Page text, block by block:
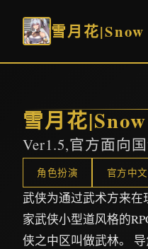
雪月花
雪月花
Ver1.5,官方面向
角色扮演 官方中文
武侠为通过武术方来
家武侠小型道风格的
侠之中区叫做武林。